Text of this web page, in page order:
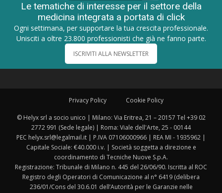
Le tematiche di interesse per il settore della
medicina integrata a portata di click
Ogni settimana, per supportare la tua crescita professionale.
Unisciti a oltre 23.800 professionisti che già ne fanno parte.
ISCRIVITI ALLA NEWSLETTER
Privacy Policy Cookie Policy
© Helyx srl a socio unico | Milano: Via Eritrea, 21 – 20157 Tel +39 02
2772 991 (Sede legale) | Roma: Viale dell'Arte, 25 - 00144
PEC helyx.srl@legalmail.it | P.IVA 07106000966 | REA MI - 1935962 |
Capitale Sociale: €40.000 i.v. | Società soggetta a direzione e
coordinamento di Tecniche Nuove S.p.A.
Registrazione: Tribunale di Milano n. 445 del 26/06/90. Iscritta al ROC
Registro degli Operatori di Comunicazione al n° 6419 (delibera
236/01/Cons del 30.6.01 dell’Autorità per le Garanzie nelle